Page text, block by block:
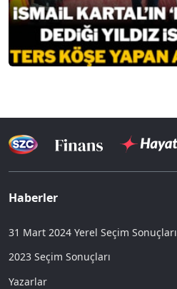
Haberler
31 Mart 2024 Yerel Seçim Sonuçları
2023 Seçim Sonuçları
Yazarlar